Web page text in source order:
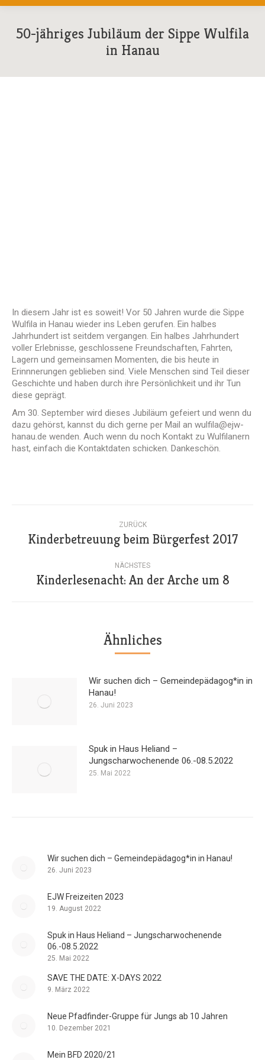
50-jähriges Jubiläum der Sippe Wulfila
in Hanau
In diesem Jahr ist es soweit! Vor 50 Jahren wurde die Sippe
Wulfila in Hanau wieder ins Leben gerufen. Ein halbes
Jahrhundert ist seitdem vergangen. Ein halbes Jahrhundert
voller Erlebnisse, geschlossene Freundschaften, Fahrten,
Lagern und gemeinsamen Momenten, die bis heute in
Erinnnerungen geblieben sind. Viele Menschen sind Teil dieser
Geschichte und haben durch ihre Persönlichkeit und ihr Tun
diese geprägt.
Am 30. September wird dieses Jubiläum gefeiert und wenn du
dazu gehörst, kannst du dich gerne per Mail an wulfila@ejw-
hanau.de wenden. Auch wenn du noch Kontakt zu Wulfilanern
hast, einfach die Kontaktdaten schicken. Dankeschön.
Kommentarnavigation
ZURÜCK
Vorheriger
Kinderbetreuung beim Bürgerfest 2017
NÄCHSTES
Nächster
Kinderlesenacht: An der Arche um 8
Ähnliches
Wir suchen dich – Gemeindepädagog*in in
Hanau!
26. Juni 2023
Spuk in Haus Heliand –
Jungscharwochenende 06.-08.5.2022
25. Mai 2022
Wir suchen dich – Gemeindepädagog*in in Hanau!
26. Juni 2023
EJW Freizeiten 2023
19. August 2022
Spuk in Haus Heliand – Jungscharwochenende
06.-08.5.2022
25. Mai 2022
SAVE THE DATE: X-DAYS 2022
9. März 2022
Neue Pfadfinder-Gruppe für Jungs ab 10 Jahren
10. Dezember 2021
Mein BFD 2020/21